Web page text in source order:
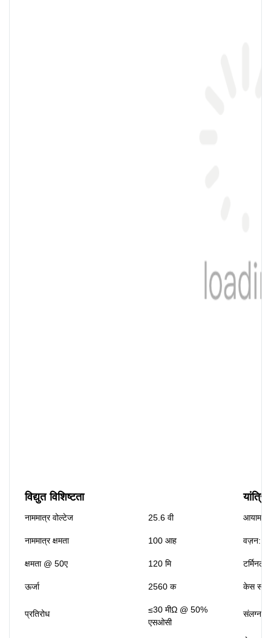
विद्युत विशिष्टता
नाममात्र वोल्टेज 25.6 वी आयाम
नाममात्र क्षमता 100 आह वज़न:
क्षमता @ 50ए 120 मि टर्मिनल
ऊर्जा 2560 क केस
प्रतिरोध
≤30 मीΩ @ 50%
एसओसी
संलग्नक